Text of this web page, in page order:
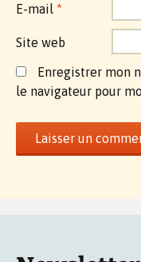
E-mail *
Site web
Enregistrer mon
le navigateur pour